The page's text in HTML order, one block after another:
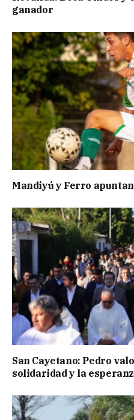
ganador
Mandiyú y Ferro
San Cayetano: Pedro
solidaridad y la